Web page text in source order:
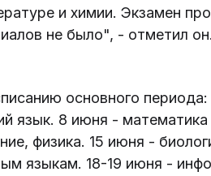
и химии. Экзамен
не было", - отметил он.
основного
язык. 8 июня -
физика. 15 июня -
языкам. 18-19 июня -